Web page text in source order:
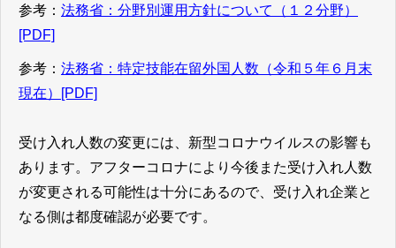
参考： 法務省：分野別運用方針について（１２分野）
[PDF]
参考： 法務省：特定技能在留外国人数（令和５年６月末
現在）[PDF]
受け入れ人数の変更には、新型コロナウイルスの影響も
あります。アフターコロナにより今後また受け入れ人数
が変更される可能性は十分にあるので、受け入れ企業と
なる側は都度確認が必要です。